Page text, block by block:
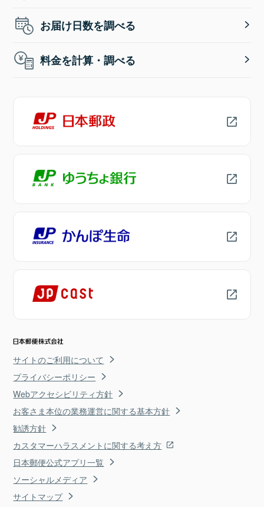
お届け日数を調べる
料金を計算・調べる
サイトのご利用について
プライバシーポリシー
Webアクセシビリティ方針
お客さま本位の業務運営に関する基本方針
勧誘方針
カスタマーハラスメントに関する考え方
日本郵便公式アプリ一覧
ソーシャルメディア
サイトマップ